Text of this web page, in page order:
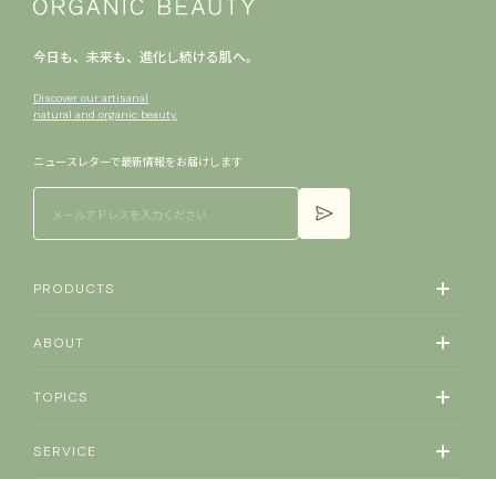
今日も、未来も、進化し続ける肌へ。
Discover our artisanal
natural and organic beauty.
ニュースレターで​最新情報を​お届けします
PRODUCTS
ABOUT
TOPICS
SERVICE